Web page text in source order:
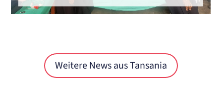
Weitere News aus Tansania